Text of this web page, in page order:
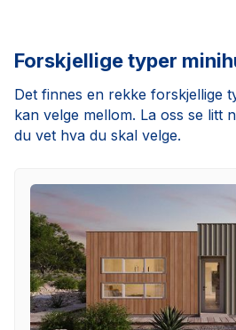
Forskjellige typer
Det finnes en rekke forskjellige
kan velge mellom. La oss se litt
du vet hva du skal velge.